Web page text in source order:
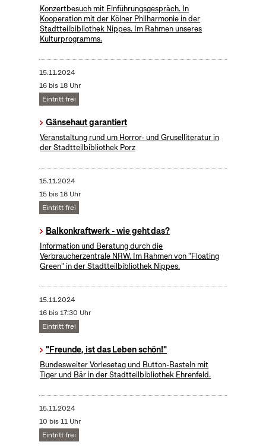
Konzertbesuch mit Einführungsgespräch. In
Kooperation mit der Kölner Philharmonie in der
Stadtteilbibliothek Nippes. Im Rahmen unseres
Kulturprogramms.
15.11.2024
16 bis 18 Uhr
Eintritt frei
Gänsehaut garantiert
Veranstaltung rund um Horror- und Gruselliteratur in
der Stadtteilbibliothek Porz
15.11.2024
15 bis 18 Uhr
Eintritt frei
Balkonkraftwerk - wie geht das?
Information und Beratung durch die
Verbraucherzentrale NRW. Im Rahmen von "Floating
Green" in der Stadtteilbibliothek Nippes.
15.11.2024
16 bis 17:30 Uhr
Eintritt frei
"Freunde, ist das Leben schön!"
Bundesweiter Vorlesetag und Button-Basteln mit
Tiger und Bär in der Stadtteilbibliothek Ehrenfeld.
15.11.2024
10 bis 11 Uhr
Eintritt frei